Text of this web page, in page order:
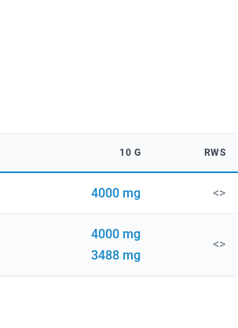
10 G RWS
4000 mg <>
4000 mg
3488 mg
<>